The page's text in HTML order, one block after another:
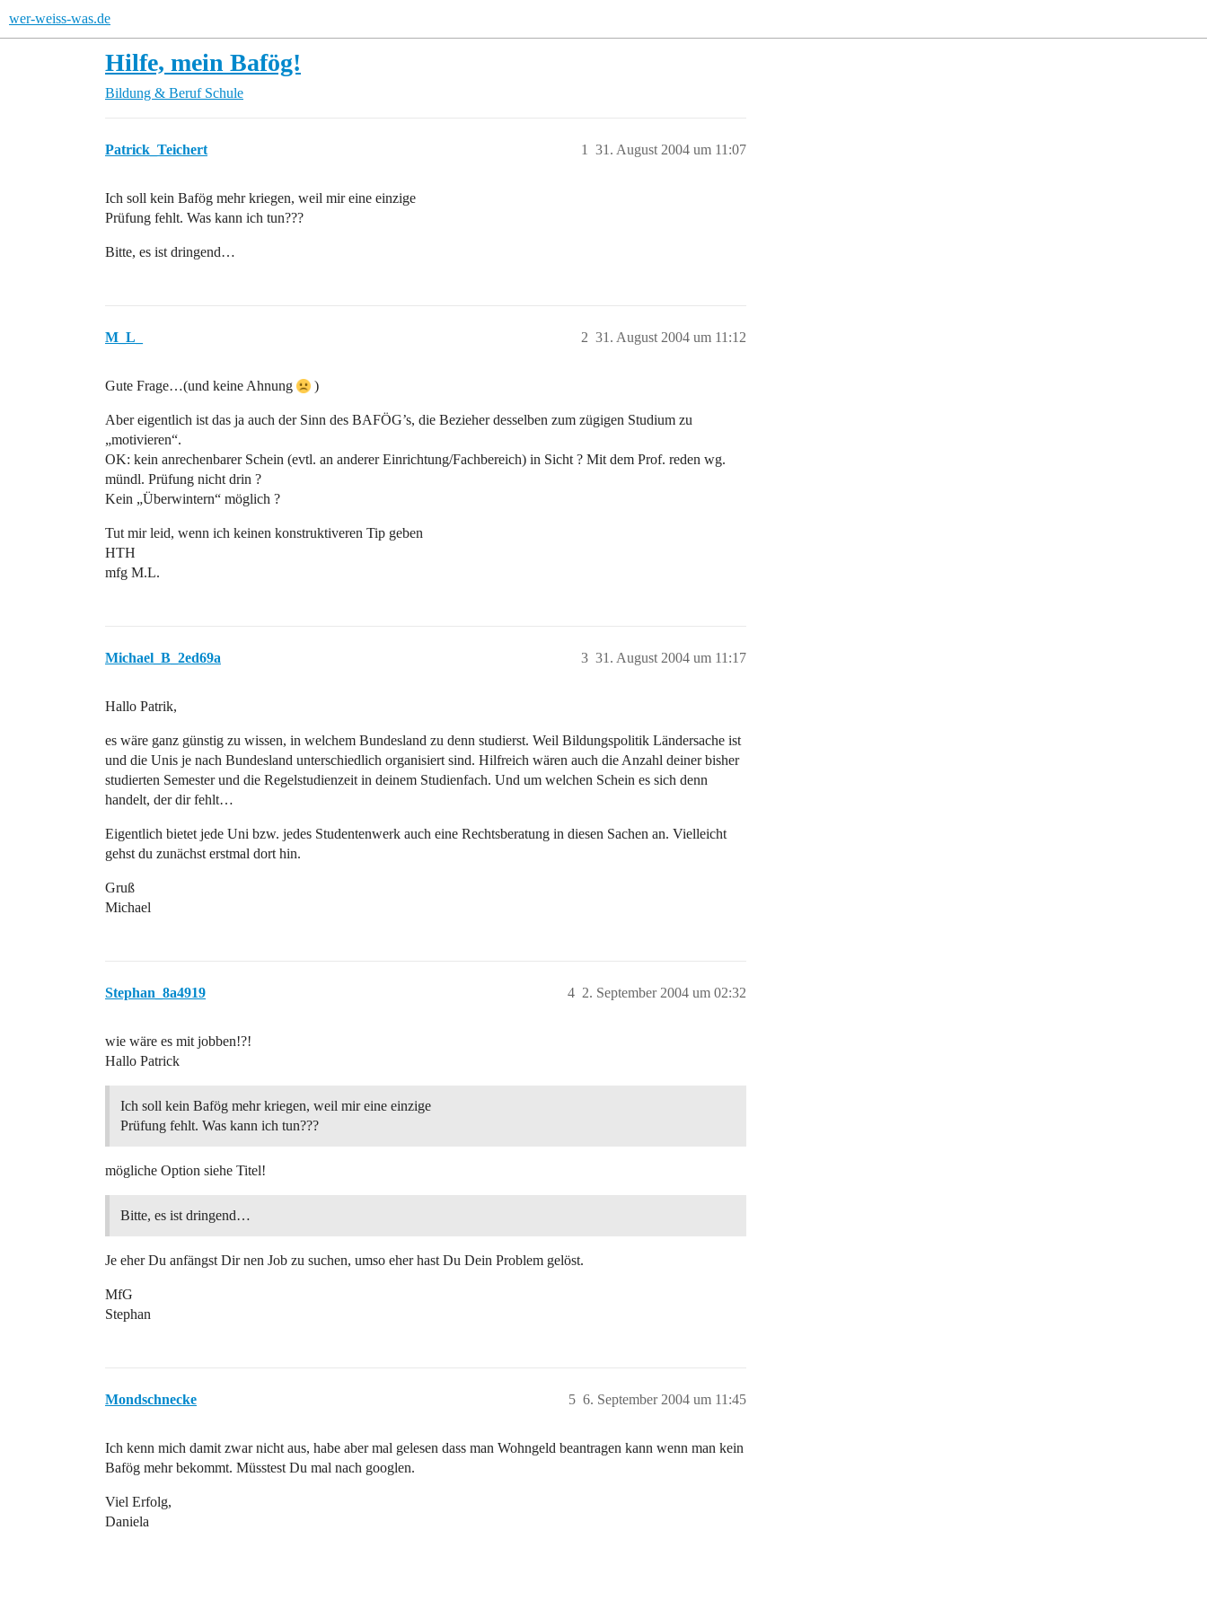
wer-weiss-was.de
Hilfe, mein Bafög!
Bildung & Beruf Schule
Patrick_Teichert 31. August 2004 um 11:07
1
Ich soll kein Bafög mehr kriegen, weil mir eine einzige
Prüfung fehlt. Was kann ich tun???
Bitte, es ist dringend…
M_L_ 31. August 2004 um 11:12
2
Gute Frage…(und keine Ahnung )
Aber eigentlich ist das ja auch der Sinn des BAFÖG’s, die Bezieher desselben zum zügigen Studium zu
„motivieren“.
OK: kein anrechenbarer Schein (evtl. an anderer Einrichtung/Fachbereich) in Sicht ? Mit dem Prof. reden wg.
mündl. Prüfung nicht drin ?
Kein „Überwintern“ möglich ?
Tut mir leid, wenn ich keinen konstruktiveren Tip geben
HTH
mfg M.L.
Michael_B_2ed69a 31. August 2004 um 11:17
3
Hallo Patrik,
es wäre ganz günstig zu wissen, in welchem Bundesland zu denn studierst. Weil Bildungspolitik Ländersache ist
und die Unis je nach Bundesland unterschiedlich organisiert sind. Hilfreich wären auch die Anzahl deiner bisher
studierten Semester und die Regelstudienzeit in deinem Studienfach. Und um welchen Schein es sich denn
handelt, der dir fehlt…
Eigentlich bietet jede Uni bzw. jedes Studentenwerk auch eine Rechtsberatung in diesen Sachen an. Vielleicht
gehst du zunächst erstmal dort hin.
Gruß
Michael
Stephan_8a4919 2. September 2004 um 02:32
4
wie wäre es mit jobben!?!
Hallo Patrick
Ich soll kein Bafög mehr kriegen, weil mir eine einzige
Prüfung fehlt. Was kann ich tun???
mögliche Option siehe Titel!
Bitte, es ist dringend…
Je eher Du anfängst Dir nen Job zu suchen, umso eher hast Du Dein Problem gelöst.
MfG
Stephan
Mondschnecke 6. September 2004 um 11:45
5
Ich kenn mich damit zwar nicht aus, habe aber mal gelesen dass man Wohngeld beantragen kann wenn man kein
Bafög mehr bekommt. Müsstest Du mal nach googlen.
Viel Erfolg,
Daniela